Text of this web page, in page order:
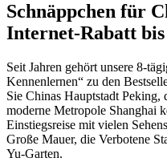
Schnäppchen für
Internet-Rabatt
Seit Jahren gehört unsere 8-
Kennenlernen“ zu den
Sie Chinas Hauptstadt
moderne Metropole Shanghai
Einstiegsreise mit vielen
Große Mauer, die Verbotene
Yu-Garten.